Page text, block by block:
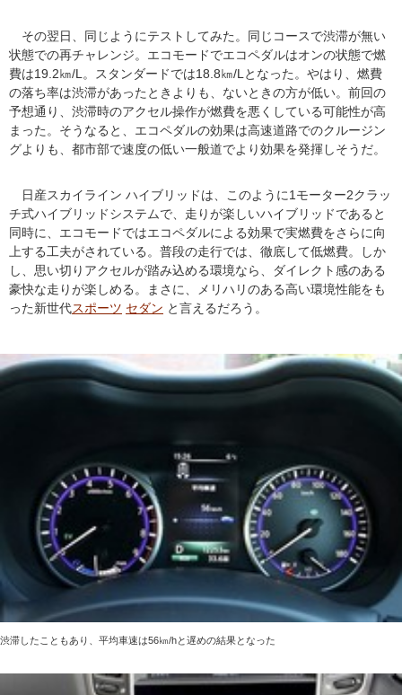
その翌日、同じようにテストしてみた。同じコースで渋滞が無い
状態での再チャレンジ。エコモードでエコペダルはオンの状態で燃
費は19.2㎞/L。スタンダードでは18.8㎞/Lとなった。やはり、燃費
の落ち率は渋滞があったときよりも、ないときの方が低い。前回の
予想通り、渋滞時のアクセル操作が燃費を悪くしている可能性が高
まった。そうなると、エコペダルの効果は高速道路でのクルージン
グよりも、都市部で速度の低い一般道でより効果を発揮しそうだ。
日産スカイライン ハイブリッドは、このように1モーター2クラッ
チ式ハイブリッドシステムで、走りが楽しいハイブリッドであると
同時に、エコモードではエコペダルによる効果で実燃費をさらに向
上する工夫がされている。普段の走行では、徹底して低燃費。しか
し、思い切りアクセルが踏み込める環境なら、ダイレクト感のある
豪快な走りが楽しめる。まさに、メリハリのある高い環境性能をも
った新世代スポーツ セダン と言えるだろう。
渋滞したこともあり、平均車速は56㎞/hと遅めの結果となった